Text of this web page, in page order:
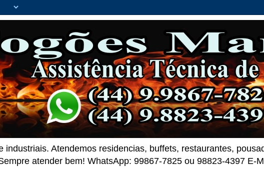
industriais. Atendemos residencias, buffets, restaurantes,
atender bem! WhatsApp: 99867-7825 ou 98823-4397 E-